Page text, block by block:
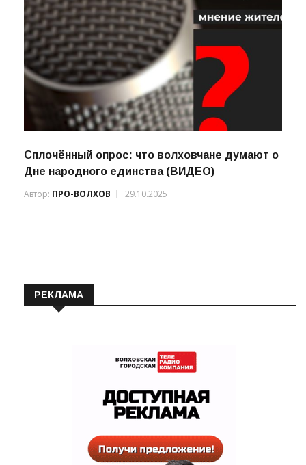
Сплочённый опрос: что волховчане думают о
Дне народного единства (ВИДЕО)
Автор: ПРО-ВОЛХОВ 29.10.2025
РЕКЛАМА